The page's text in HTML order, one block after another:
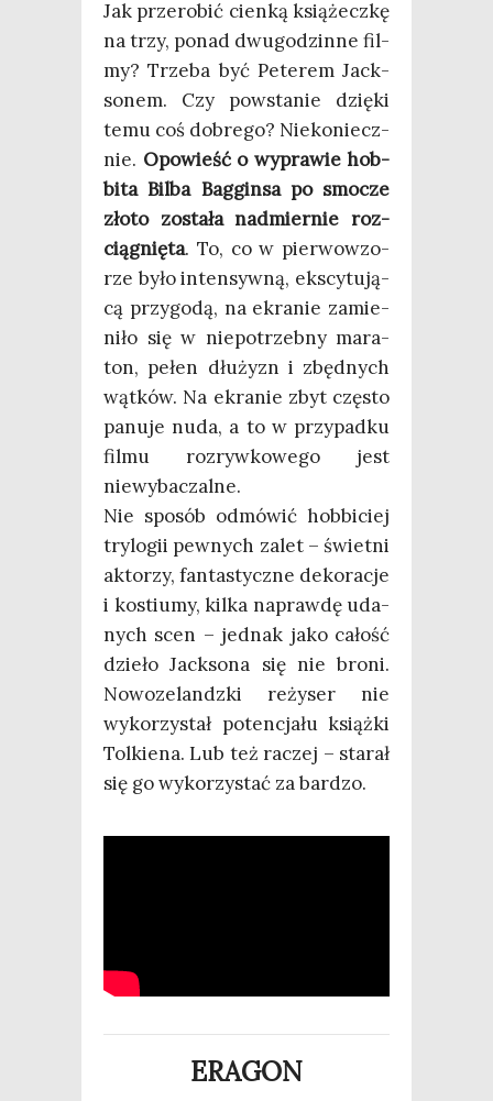
Jak prze­ro­bić cien­ką ksią­żecz­kę
na trzy, ponad dwu­go­dzin­ne fil­
my? Trze­ba być Pete­rem Jack­
so­nem. Czy powsta­nie dzię­ki
temu coś dobre­go? Nie­ko­niecz­
nie. Opo­wieść o wypra­wie hob­
bi­ta Bil­ba Bag­gin­sa po smo­cze
zło­to zosta­ła nad­mier­nie roz­
cią­gnię­ta. To, co w pier­wo­wzo­
rze było inten­syw­ną, eks­cy­tu­ją­
cą przy­go­dą, na ekra­nie zamie­
ni­ło się w nie­po­trzeb­ny mara­
ton, pełen dłu­żyzn i zbęd­nych
wąt­ków. Na ekra­nie zbyt czę­sto
panu­je nuda, a to w przy­pad­ku
fil­mu roz­ryw­ko­we­go jest
niewybaczalne.
Nie spo­sób odmó­wić hob­bi­ciej
try­lo­gii pew­nych zalet – świet­ni
akto­rzy, fan­ta­stycz­ne deko­ra­cje
i kostiu­my, kil­ka napraw­dę uda­
nych scen – jed­nak jako całość
dzie­ło Jack­so­na się nie bro­ni.
Nowo­ze­landz­ki reży­ser nie
wyko­rzy­stał poten­cja­łu książ­ki
Tol­kie­na. Lub też raczej – sta­rał
się go wyko­rzy­stać za bardzo.
ERAGON